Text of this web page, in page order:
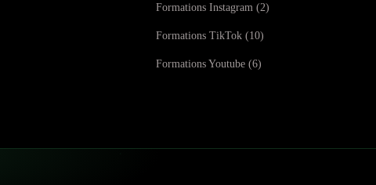
Formations Instagram 2
Formations TikTok 10
Formations Youtube 6